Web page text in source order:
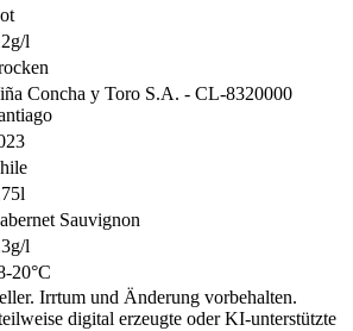
l
Concha y Toro S.A. - CL-8320000
Sauvignon
l
20°C
Irrtum und Änderung vorbehalten.
digital erzeugte oder KI-unterstützte